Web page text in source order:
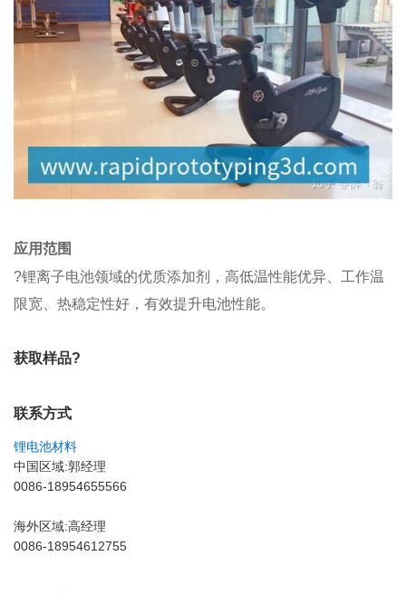
应用范围
?锂离子电池领域的优质添加剂，高低温性能优异、工作温
限宽、热稳定性好，有效提升电池性能。
获取样品?
联系方式
锂电池材料
中国区域:郭经理
0086-18954655566
海外区域:高经理
0086-18954612755